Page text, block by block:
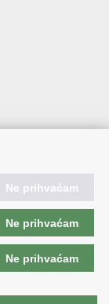
Ne prihvaćam
Ne prihvaćam
Ne prihvaćam